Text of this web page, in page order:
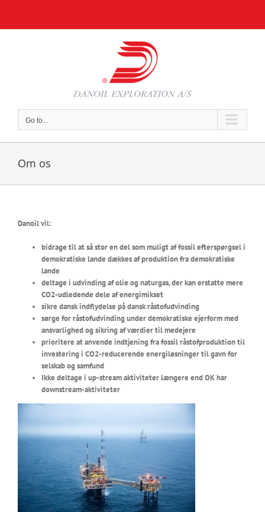
content
Go to...
Om os
Danoil vil:
bidrage til at så stor en del som muligt af fossil efterspørgsel i
demokratiske lande dækkes af produktion fra demokratiske
lande
deltage i udvinding af olie og naturgas, der kan erstatte mere
CO2-udledende dele af energimikset
sikre dansk indflydelse på dansk råstofudvinding
sørge for råstofudvinding under demokratiske ejerform med
ansvarlighed og sikring af værdier til medejere
prioritere at anvende indtjening fra fossil råstofproduktion til
investering i CO2-reducerende energiløsninger til gavn for
selskab og samfund
Ikke deltage i up-stream aktiviteter længere end OK har
downstream-aktiviteter